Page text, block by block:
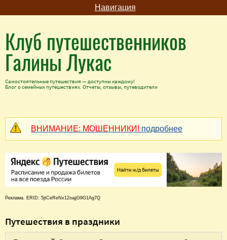
Навигация
Клуб путешественников
Галины Лукас
Самостоятельные путешествия — доступны каждому!
Блог о семейных путешествиях. Отчеты, отзывы, путеводители
ВНИМАНИЕ: МОШЕННИКИ! подробнее
Реклама. ERID: 5jtCeReNx12oajjG9G1Ag7Q
Путешествия в праздники